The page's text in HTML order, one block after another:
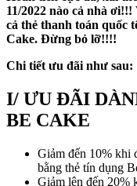
11/2022 nào cả nhà
cả thẻ thanh toán quốc
Cake. Đừng bỏ lỡ!!!!
Chi tiết ưu đãi như sau:
I/ ƯU ĐÃI
BE CAKE
Giảm đến 10% khi
bằng thẻ tín dụng
Giảm lên đến 20%